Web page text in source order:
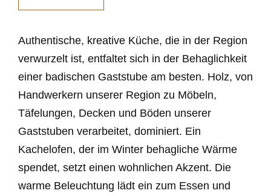
Authentische, kreative Küche, die in der Region
verwurzelt ist, entfaltet sich in der Behaglichkeit
einer badischen Gaststube am besten. Holz, von
Handwerkern unserer Region zu Möbeln,
Täfelungen, Decken und Böden unserer
Gaststuben verarbeitet, dominiert. Ein
Kachelofen, der im Winter behagliche Wärme
spendet, setzt einen wohnlichen Akzent. Die
warme Beleuchtung lädt ein zum Essen und